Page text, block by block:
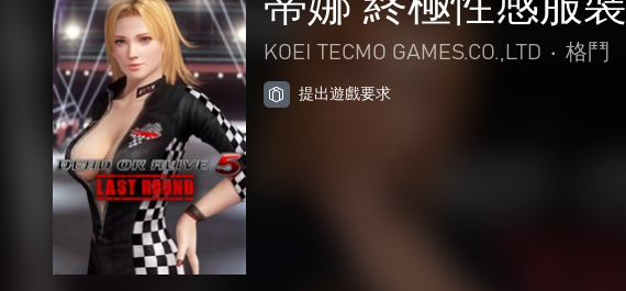
KOEI TECMO GAMES.CO.,LTD • 格鬥
提出遊戲要求